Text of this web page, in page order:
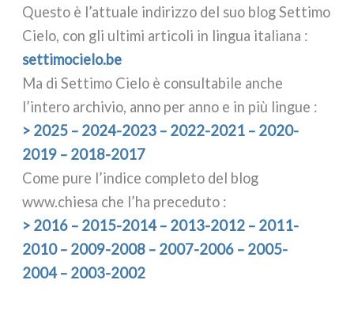
Questo è l’attuale indi­riz­zo del suo blog Settimo
Cielo, con gli ulti­mi arti­co­li in lin­gua ita­lia­na :
set​ti​mo​cie​lo​.be
Ma di Settimo Cielo è con­sul­ta­bi­le anche
l’intero archi­vio, anno per anno e in più lin­gue :
> 2025 – 2024-2023 – 2022-2021 – 2020-
2019 – 2018-2017
Come pure l’indice com­ple­to del blog
www.chiesa che l’ha pre­ce­du­to :
> 2016 – 2015-2014 – 2013-2012 – 2011-
2010 – 2009-2008 – 2007-2006 – 2005-
2004 – 2003-2002